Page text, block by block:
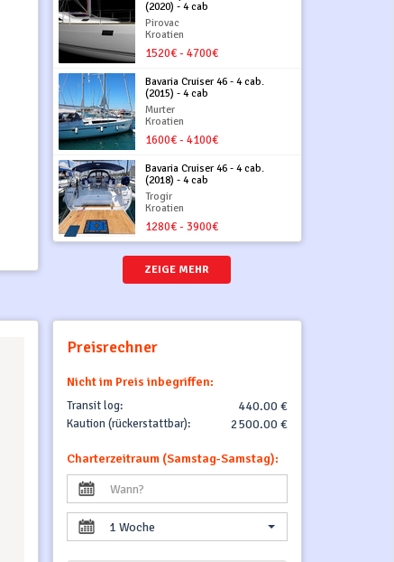
(2020) - 4 cab
Pirovac
Kroatien
1520€ - 4700€
Bavaria Cruiser 46 - 4 cab.
(2015) - 4 cab
Murter
Kroatien
1600€ - 4100€
Bavaria Cruiser 46 - 4 cab.
(2018) - 4 cab
Trogir
Kroatien
1280€ - 3900€
ZEIGE MEHR
Preisrechner
Nicht im Preis inbegriffen:
Transit log: 440.00 €
Kaution (rückerstattbar): 2500.00 €
Charterzeitraum (Samstag-Samstag):
1 Woche